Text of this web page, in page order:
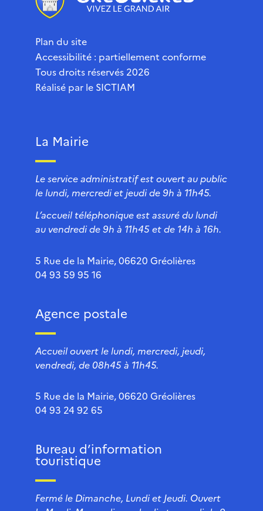
Plan du site
Accessibilité : partiellement conforme
Tous droits réservés 2026
Réalisé par le SICTIAM
La Mairie
Le service administratif est ouvert au public
le lundi, mercredi et jeudi de 9h à 11h45.
L’accueil téléphonique est assuré du lundi
au vendredi de 9h à 11h45 et de 14h à 16h.
5 Rue de la Mairie, 06620 Gréolières
04 93 59 95 16
Agence postale
Accueil ouvert le lundi, mercredi, jeudi,
vendredi, de 08h45 à 11h45.
5 Rue de la Mairie, 06620 Gréolières
04 93 24 92 65
Bureau d’information
touristique
Fermé le Dimanche, Lundi et Jeudi. Ouvert